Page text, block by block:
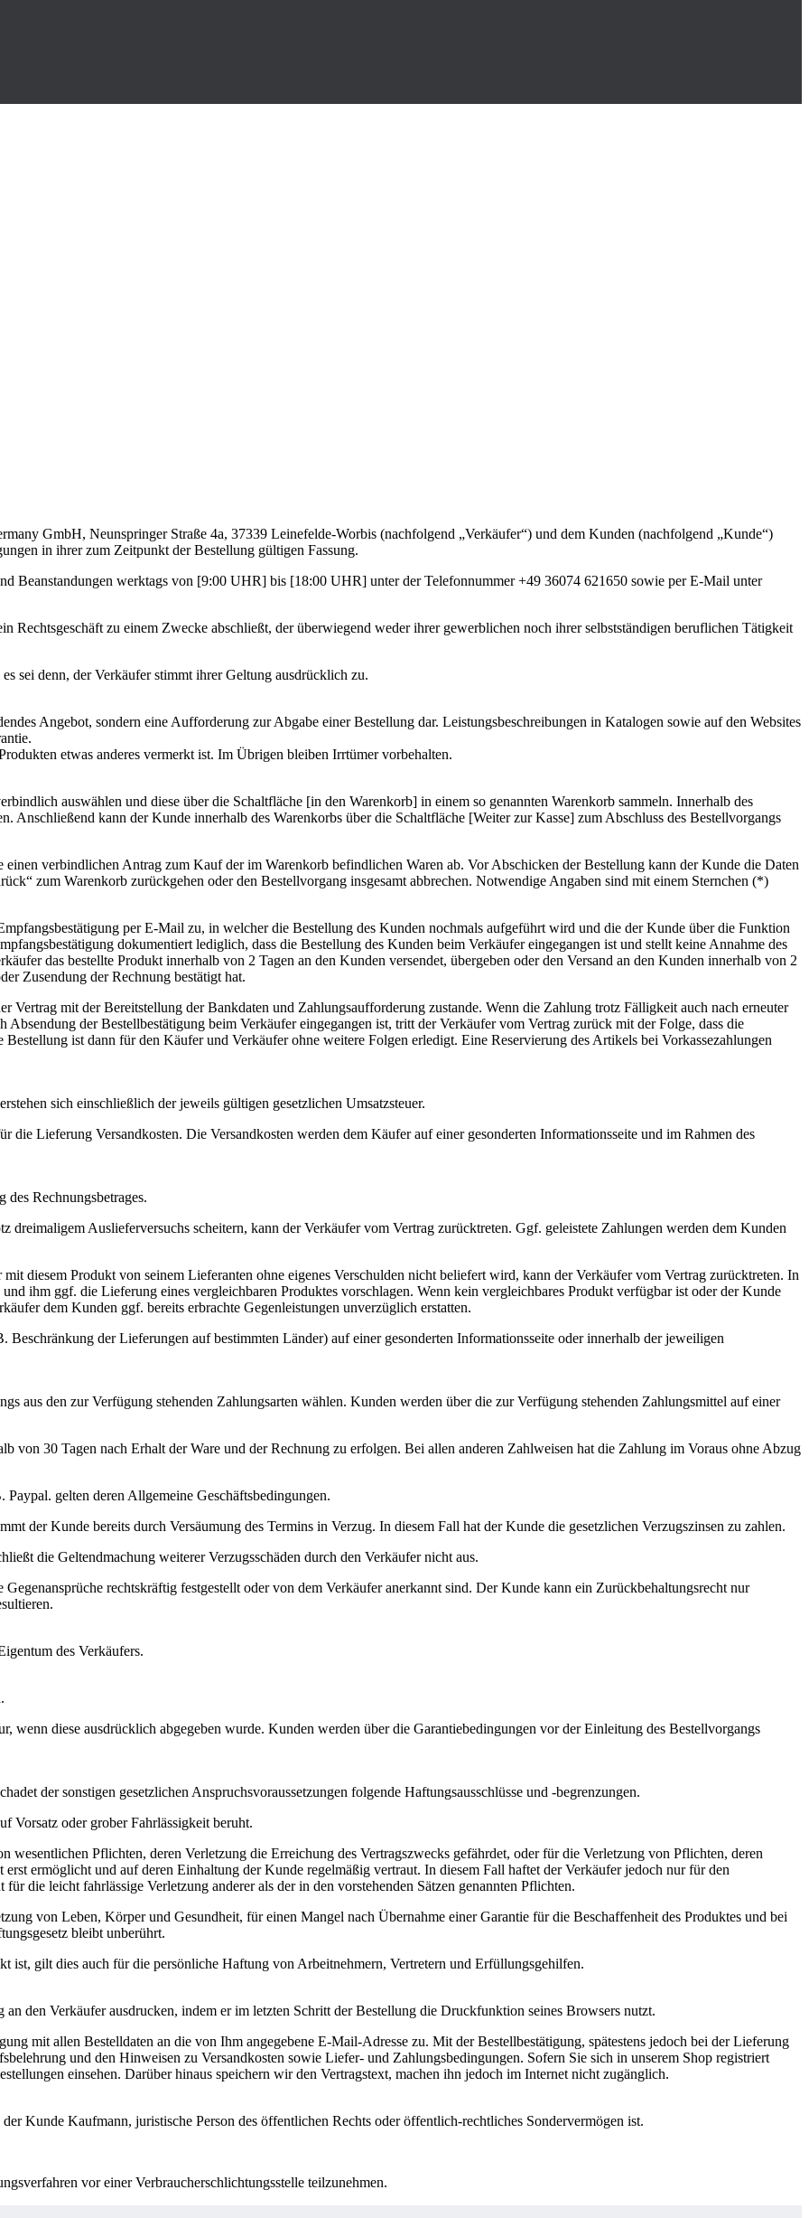
GmbH, Neunspringer Straße 4a, 37339 Leinefelde-Worbis (nachfolgend „Verkäufer“) und dem Kunden (nachfolgend „Kunde“)
in ihrer zum Zeitpunkt der Bestellung gültigen Fassung.
Beanstandungen werktags von [9:00 UHR] bis [18:00 UHR] unter der Telefonnummer +49 36074 621650 sowie per E-Mail unter
Rechtsgeschäft zu einem Zwecke abschließt, der überwiegend weder ihrer gewerblichen noch ihrer selbstständigen beruflichen Tätigkeit
sei denn, der Verkäufer stimmt ihrer Geltung ausdrücklich zu.
Angebot, sondern eine Aufforderung zur Abgabe einer Bestellung dar. Leistungsbeschreibungen in Katalogen sowie auf den Websites
etwas anderes vermerkt ist. Im Übrigen bleiben Irrtümer vorbehalten.
auswählen und diese über die Schaltfläche [in den Warenkorb] in einem so genannten Warenkorb sammeln. Innerhalb des
Anschließend kann der Kunde innerhalb des Warenkorbs über die Schaltfläche [Weiter zur Kasse] zum Abschluss des Bestellvorgangs
verbindlichen Antrag zum Kauf der im Warenkorb befindlichen Waren ab. Vor Abschicken der Bestellung kann der Kunde die Daten
zum Warenkorb zurückgehen oder den Bestellvorgang insgesamt abbrechen. Notwendige Angaben sind mit einem Sternchen (*)
per E-Mail zu, in welcher die Bestellung des Kunden nochmals aufgeführt wird und die der Kunde über die Funktion
dokumentiert lediglich, dass die Bestellung des Kunden beim Verkäufer eingegangen ist und stellt keine Annahme des
das bestellte Produkt innerhalb von 2 Tagen an den Kunden versendet, übergeben oder den Versand an den Kunden innerhalb von 2
Zusendung der Rechnung bestätigt hat.
Vertrag mit der Bereitstellung der Bankdaten und Zahlungsaufforderung zustande. Wenn die Zahlung trotz Fälligkeit auch nach erneuter
der Bestellbestätigung beim Verkäufer eingegangen ist, tritt der Verkäufer vom Vertrag zurück mit der Folge, dass die
ist dann für den Käufer und Verkäufer ohne weitere Folgen erledigt. Eine Reservierung des Artikels bei Vorkassezahlungen
sich einschließlich der jeweils gültigen gesetzlichen Umsatzsteuer.
die Lieferung Versandkosten. Die Versandkosten werden dem Käufer auf einer gesonderten Informationsseite und im Rahmen des
Rechnungsbetrages.
dreimaligem Auslieferversuchs scheitern, kann der Verkäufer vom Vertrag zurücktreten. Ggf. geleistete Zahlungen werden dem Kunden
diesem Produkt von seinem Lieferanten ohne eigenes Verschulden nicht beliefert wird, kann der Verkäufer vom Vertrag zurücktreten. In
ihm ggf. die Lieferung eines vergleichbaren Produktes vorschlagen. Wenn kein vergleichbares Produkt verfügbar ist oder der Kunde
dem Kunden ggf. bereits erbrachte Gegenleistungen unverzüglich erstatten.
der Lieferungen auf bestimmten Länder) auf einer gesonderten Informationsseite oder innerhalb der jeweiligen
aus den zur Verfügung stehenden Zahlungsarten wählen. Kunden werden über die zur Verfügung stehenden Zahlungsmittel auf einer
von 30 Tagen nach Erhalt der Ware und der Rechnung zu erfolgen. Bei allen anderen Zahlweisen hat die Zahlung im Voraus ohne Abzug
gelten deren Allgemeine Geschäftsbedingungen.
der Kunde bereits durch Versäumung des Termins in Verzug. In diesem Fall hat der Kunde die gesetzlichen Verzugszinsen zu zahlen.
die Geltendmachung weiterer Verzugsschäden durch den Verkäufer nicht aus.
rechtskräftig festgestellt oder von dem Verkäufer anerkannt sind. Der Kunde kann ein Zurückbehaltungsrecht nur
des Verkäufers.
wenn diese ausdrücklich abgegeben wurde. Kunden werden über die Garantiebedingungen vor der Einleitung des Bestellvorgangs
der sonstigen gesetzlichen Anspruchsvoraussetzungen folgende Haftungsausschlüsse und -begrenzungen.
Vorsatz oder grober Fahrlässigkeit beruht.
wesentlichen Pflichten, deren Verletzung die Erreichung des Vertragszwecks gefährdet, oder für die Verletzung von Pflichten, deren
ermöglicht und auf deren Einhaltung der Kunde regelmäßig vertraut. In diesem Fall haftet der Verkäufer jedoch nur für den
die leicht fahrlässige Verletzung anderer als der in den vorstehenden Sätzen genannten Pflichten.
von Leben, Körper und Gesundheit, für einen Mangel nach Übernahme einer Garantie für die Beschaffenheit des Produktes und bei
bleibt unberührt.
ist, gilt dies auch für die persönliche Haftung von Arbeitnehmern, Vertretern und Erfüllungsgehilfen.
den Verkäufer ausdrucken, indem er im letzten Schritt der Bestellung die Druckfunktion seines Browsers nutzt.
mit allen Bestelldaten an die von Ihm angegebene E-Mail-Adresse zu. Mit der Bestellbestätigung, spätestens jedoch bei der Lieferung
und den Hinweisen zu Versandkosten sowie Liefer- und Zahlungsbedingungen. Sofern Sie sich in unserem Shop registriert
einsehen. Darüber hinaus speichern wir den Vertragstext, machen ihn jedoch im Internet nicht zugänglich.
Kunde Kaufmann, juristische Person des öffentlichen Rechts oder öffentlich-rechtliches Sondervermögen ist.
vor einer Verbraucherschlichtungsstelle teilzunehmen.